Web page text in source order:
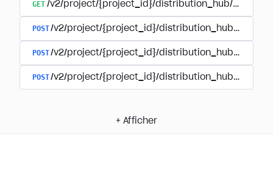
GET /v2/project/{project_id}/distribution_hub/order/
POST/v2/project/{project_id}/distribution_hub/
POST/v2/project/{project_id}/distribution_hub/
POST/v2/project/{project_id}/distribution_hub/
+ Afficher